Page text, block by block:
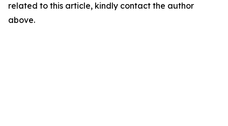
related to this article, kindly contact the author
above.